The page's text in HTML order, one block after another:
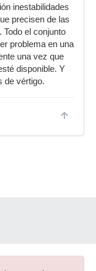
inestabilidades
precisen de las
el conjunto
problema en una
una vez que
disponible. Y
de vértigo.